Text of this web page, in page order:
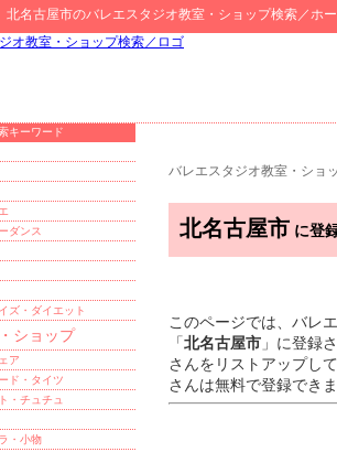
北名古屋市のバレエスタジオ教室・ショップ検索／ホ
バレエスタジオ教室・ショ
北名古屋市 に登
このページでは、バレ
「北名古屋市 」に登録
さんをリストアップし
さんは無料で登録でき
キーワード
ダンス
ズ・ダイエット
ショップ
ア
ド・タイツ
・チュチュ
・小物